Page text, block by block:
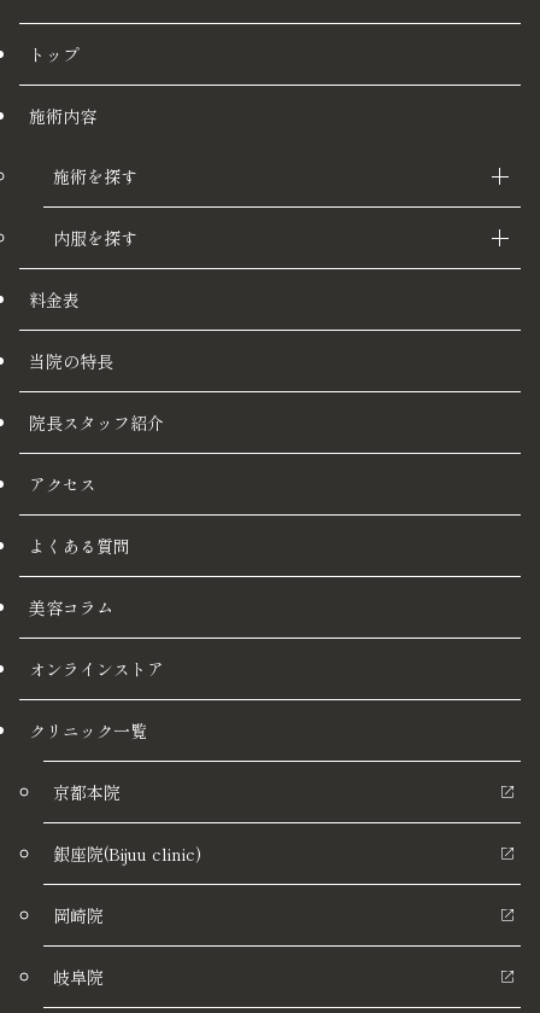
トップ
施術内容
施術を探す
内服を探す
料金表
当院の特長
院長スタッフ紹介
アクセス
よくある質問
美容コラム
オンラインストア
クリニック一覧
京都本院
銀座院(Bijuu clinic)
岡崎院
岐阜院